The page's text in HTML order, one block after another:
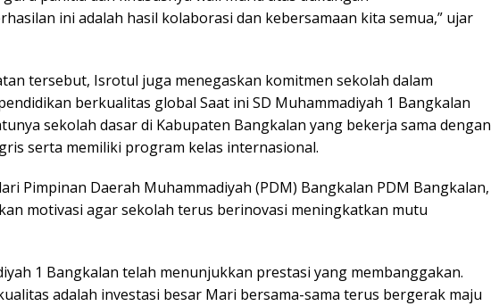
ini adalah hasil kolaborasi dan kebersamaan kita semua,” ujar
tersebut, Isrotul juga menegaskan komitmen sekolah dalam
berkualitas global Saat ini SD Muhammadiyah 1 Bangkalan
sekolah dasar di Kabupaten Bangkalan yang bekerja sama dengan
serta memiliki program kelas internasional.
Pimpinan Daerah Muhammadiyah (PDM) Bangkalan PDM Bangkalan,
motivasi agar sekolah terus berinovasi meningkatkan mutu
1 Bangkalan telah menunjukkan prestasi yang membanggakan.
adalah investasi besar Mari bersama-sama terus bergerak maju